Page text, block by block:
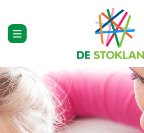
Toggle
navigation